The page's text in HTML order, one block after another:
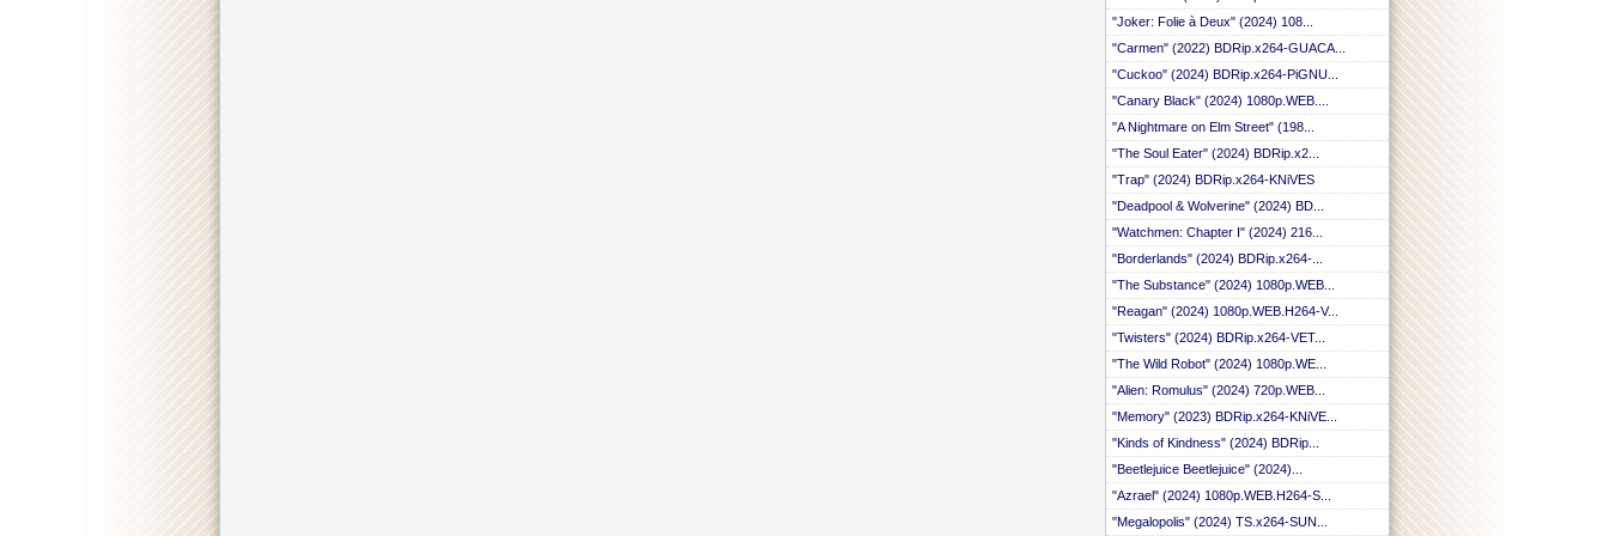
"Joker: Folie à Deux" (2024) 108...
"Carmen" (2022) BDRip.x264-GUACA...
"Cuckoo" (2024) BDRip.x264-PiGNU...
"Canary Black" (2024) 1080p.WEB....
"A Nightmare on Elm Street" (198...
"The Soul Eater" (2024) BDRip.x2...
"Trap" (2024) BDRip.x264-KNiVES
"Deadpool & Wolverine" (2024) BD...
"Watchmen: Chapter I" (2024) 216...
"Borderlands" (2024) BDRip.x264-...
"The Substance" (2024) 1080p.WEB...
"Reagan" (2024) 1080p.WEB.H264-V...
"Twisters" (2024) BDRip.x264-VET...
"The Wild Robot" (2024) 1080p.WE...
"Alien: Romulus" (2024) 720p.WEB...
"Memory" (2023) BDRip.x264-KNiVE...
"Kinds of Kindness" (2024) BDRip...
"Beetlejuice Beetlejuice" (2024)...
"Azrael" (2024) 1080p.WEB.H264-S...
"Megalopolis" (2024) TS.x264-SUN...